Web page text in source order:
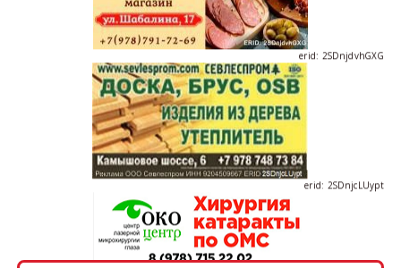
erid: 2SDnjdvhGXG